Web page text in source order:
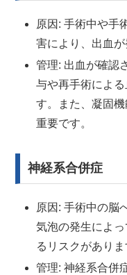
原因: 手術中や手
害により、出血が
管理: 出血が確認
与や再手術によ
す。また、凝固
重要です。
神経系合併症
原因: 手術中の脳
気泡の発生によ
るリスクがありま
管理: 神経系合併